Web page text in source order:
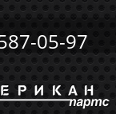
05-97